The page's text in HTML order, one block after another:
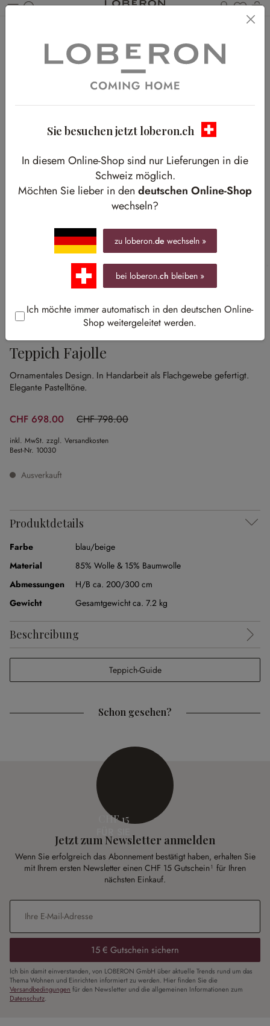
Du
Teppich Fajolle
Ornamentales Design. In Handarbeit als Flachgewebe gefertigt.
Elegante Pastelltöne.
CHF 698.00 CHF 798.00
(12.53% gespart)
inkl. MwSt. zzgl. Versandkosten
Best-Nr. 10030
Ausverkauft
Produktdetails
Farbe
blau/beige
Material
85% Wolle & 15% Baumwolle
Abmessungen
H/B ca. 200/300 cm
Gewicht
Gesamtgewicht ca. 7.2 kg
Beschreibung
Teppich-Guide
Schon gesehen?
CHF 15
Jetzt zum Newsletter anmelden
Wenn Sie erfolgreich das Abonnement bestätigt haben, erhalten Sie
mit Ihrem ersten Newsletter einen CHF 15 Gutschein¹ für Ihren
nächsten Einkauf.
E-Mail-Adresse
15 € Gutschein sichern
Ich bin damit einverstanden, von LOBERON GmbH über aktuelle Trends rund um das
Thema Wohnen und Einrichten informiert zu werden. Hier finden Sie die
Versandbedingungen für den Newsletter und die allgemeinen Informationen zum
Datenschutz.
Sie besuchen jetzt loberon.ch
In diesem Online-Shop sind nur Lieferungen in die
Schweiz möglich.
Möchten Sie lieber in den deutschen Online-Shop
wechseln?
zu loberon.de wechseln »
bei loberon.ch bleiben »
Ich möchte immer automatisch in den deutschen Online-
Shop weitergeleitet werden.